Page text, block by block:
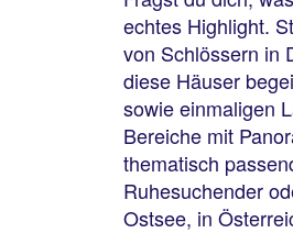
echtes Highlight.
von Schlössern in
diese Häuser
sowie einmaligen
Bereiche mit
thematisch
Ruhesuchender
Ostsee, in